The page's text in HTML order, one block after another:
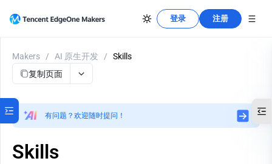
登录 注册
Makers / AI 原生开发 /
Skills
复制页面
有问题？欢迎随时提问！
Skills